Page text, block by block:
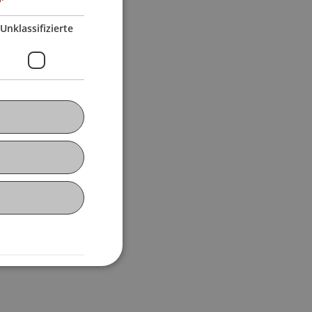
Unklassifizierte